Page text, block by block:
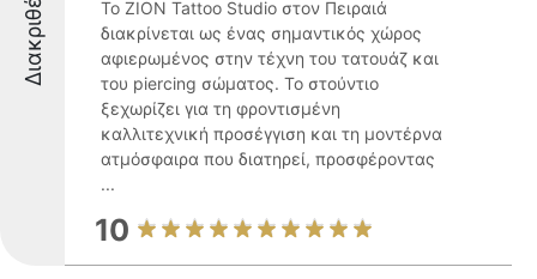
Το ZION Tattoo Studio στον Πειραιά
διακρίνεται ως ένας σημαντικός χώρος
αφιερωμένος στην τέχνη του τατουάζ και
του piercing σώματος. Το στούντιο
ξεχωρίζει για τη φροντισμένη
καλλιτεχνική προσέγγιση και τη μοντέρνα
ατμόσφαιρα που διατηρεί, προσφέροντας
...
10